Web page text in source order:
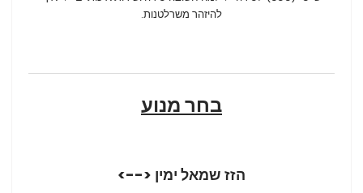
להיזהר משרלטנות.
בחר מנוע
הזז שמאל ימין <-->